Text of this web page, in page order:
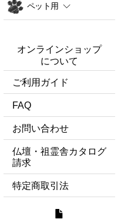
ペット用
オンラインショップ
について
ご利用ガイド
FAQ
お問い合わせ
仏壇・祖霊舎カタログ
請求
特定商取引法